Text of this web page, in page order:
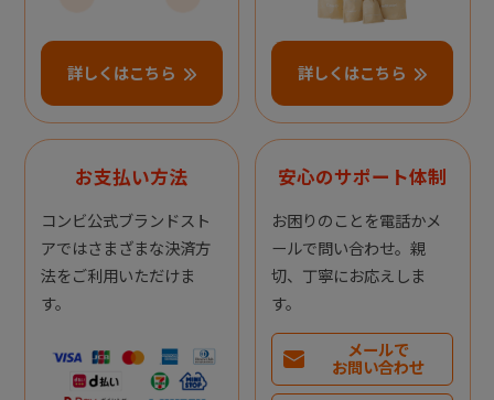
詳しくはこちら 詳しくはこちら
お支払い方法
コンビ公式ブランドスト
アではさまざまな決済方
法をご利用いただけま
す。
安心のサポート体制
お困りのことを電話かメ
ールで問い合わせ。親
切、丁寧にお応えしま
す。
メールで
お問い合わせ